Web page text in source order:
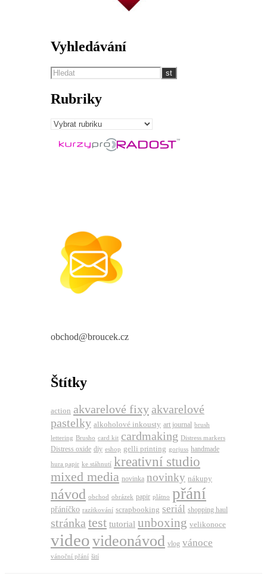
Vyhledávání
Rubriky
Rubriky
obchod@broucek.cz
Štítky
action akvarelové fixyakvarelové
pastelky alkoholové inkousty art journal brush
lettering Brusho card kit cardmaking Distress markers
Distress oxide diy eshop gelli printing gorjuss handmade
hura papir ke stáhnutí kreativní studio
mixed media novinka novinky nákupy
návod obchod obrázek papir plátno přání
přáníčko razítkování scrapbooking seriál shopping haul
stránka test tutorial unboxing velikonoce
videovideonávod vlog vánoce
vánoční přání šití